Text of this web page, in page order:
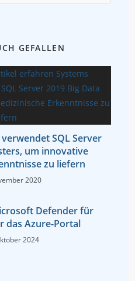
GEFALLEN
SQL Server
um innovative
zu liefern
2020
Defender für
das Azure-Portal
2024